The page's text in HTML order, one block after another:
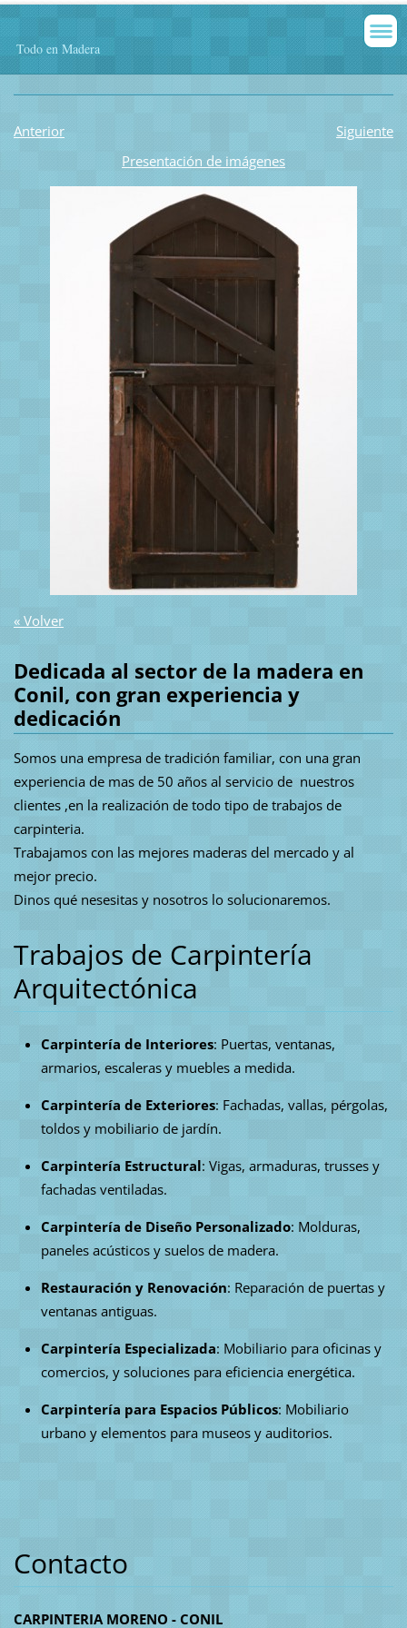
Todo en Madera
Anterior
Siguiente
Presentación de imágenes
« Volver
Dedicada al sector de la madera en
Conil, con gran experiencia y
dedicación
Somos una empresa de tradición familiar, con una gran
experiencia de mas de 50 años al servicio de nuestros
clientes ,en la realización de todo tipo de trabajos de
carpinteria.
Trabajamos con las mejores maderas del mercado y al
mejor precio.
Dinos qué nesesitas y nosotros lo solucionaremos.
Trabajos de Carpintería
Arquitectónica
Carpintería de Interiores: Puertas, ventanas,
armarios, escaleras y muebles a medida.
Carpintería de Exteriores: Fachadas, vallas, pérgolas,
toldos y mobiliario de jardín.
Carpintería Estructural: Vigas, armaduras, trusses y
fachadas ventiladas.
Carpintería de Diseño Personalizado: Molduras,
paneles acústicos y suelos de madera.
Restauración y Renovación: Reparación de puertas y
ventanas antiguas.
Carpintería Especializada: Mobiliario para oficinas y
comercios, y soluciones para eficiencia energética.
Carpintería para Espacios Públicos: Mobiliario
urbano y elementos para museos y auditorios.
Contacto
CARPINTERIA MORENO - CONIL